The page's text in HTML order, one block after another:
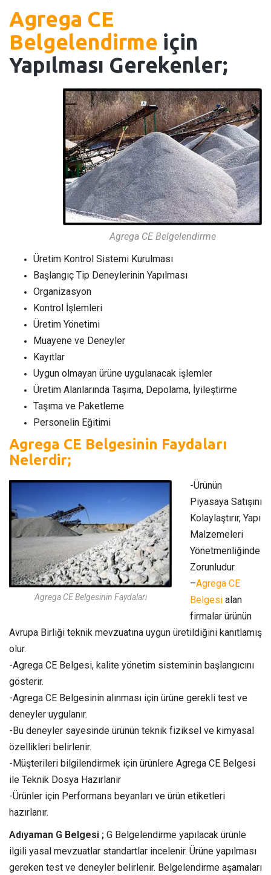
Agrega CE
Belgelendirme için
Yapılması Gerekenler;
Agrega CE Belgelendirme
Üretim Kontrol Sistemi Kurulması
Başlangıç Tip Deneylerinin Yapılması
Organizasyon
Kontrol İşlemleri
Üretim Yönetimi
Muayene ve Deneyler
Kayıtlar
Uygun olmayan ürüne uygulanacak işlemler
Üretim Alanlarında Taşıma, Depolama, İyileştirme
Taşıma ve Paketleme
Personelin Eğitimi
Agrega CE Belgesinin Faydaları
Nelerdir;
Agrega CE Belgesinin Faydaları
-Ürünün
Piyasaya Satışını
Kolaylaştırır, Yapı
Malzemeleri
Yönetmenliğinde
Zorunludur.
–Agrega CE
Belgesi alan
firmalar ürünün
Avrupa Birliği teknik mevzuatına uygun üretildiğini kanıtlamış
olur.
-Agrega CE Belgesi, kalite yönetim sisteminin başlangıcını
gösterir.
-Agrega CE Belgesinin alınması için ürüne gerekli test ve
deneyler uygulanır.
-Bu deneyler sayesinde ürünün teknik fiziksel ve kimyasal
özellikleri belirlenir.
-Müşterileri bilgilendirmek için ürünlere Agrega CE Belgesi
ile Teknik Dosya Hazırlanır
-Ürünler için Performans beyanları ve ürün etiketleri
hazırlanır.
Adıyaman G Belgesi ; G Belgelendirme yapılacak ürünle
ilgili yasal mevzuatlar standartlar incelenir. Ürüne yapılması
gereken test ve deneyler belirlenir. Belgelendirme aşamaları